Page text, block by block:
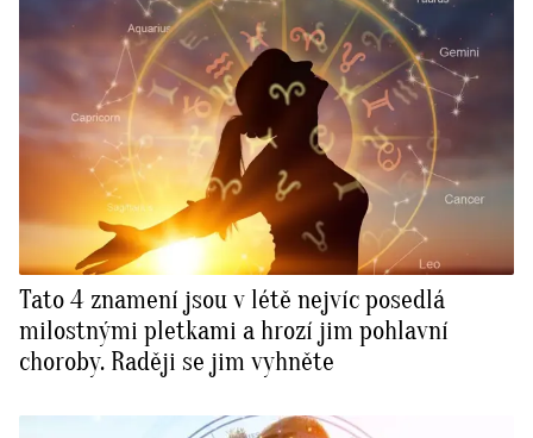
Tato 4 znamení jsou v létě nejvíc posedlá
milostnými pletkami a hrozí jim pohlavní
choroby. Raději se jim vyhněte